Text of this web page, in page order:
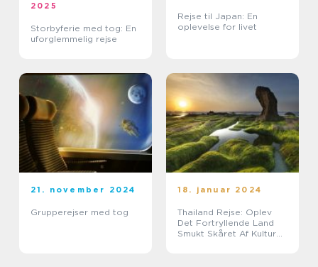
2025
Storbyferie med tog: En
uforglemmelig rejse
Rejse til Japan: En
oplevelse for livet
21. november 2024
Grupperejser med tog
18. januar 2024
Thailand Rejse: Oplev
Det Fortryllende Land
Smukt Skåret Af Kultur